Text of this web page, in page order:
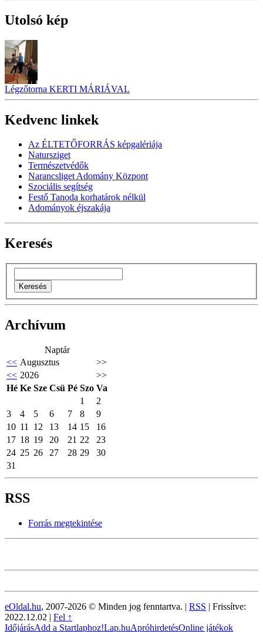
Utolsó kép
Légzőtorna KERTI MÁRIÁVAL
Kedvenc linkek
Az ÉLTETŐFORRÁS képgalériája
Natursziget
Természetvédők
Narancsliget Adomány Központ
Szociális segítség
Festő Tanoda korhatárok nélkül
Adományok éjszakája
Keresés
Archívum
Naptár
<< Augusztus
>>
<< 2026
>>
Hé Ke Sze Csü Pé Szo Va
1
2
3
4 5 6 7 8
9
10 11 12 13 14 15
16
17 18 19 20 21 22
23
24 25 26 27 28 29
30
31
RSS
Forrás megtekintése
eOldal.hu, 2007-2026 © Minden jog fenntartva. | RSS | Frissítve:
2022.12.02 | Fel ↑
IdőjárásAdd a Startlaphoz!Lap.huApróhirdetésOnline játékok